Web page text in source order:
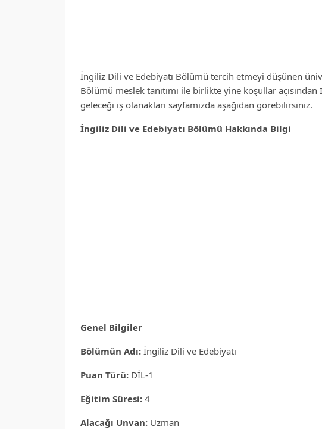
İngiliz Dili ve Edebiyatı Bölümü tercih etmeyi düşünen
Bölümü meslek tanıtımı ile birlikte yine koşullar
geleceği iş olanakları sayfamızda aşağıdan görebilirsiniz.
İngiliz Dili ve Edebiyatı Bölümü Hakkında Bilgi
Genel Bilgiler
Bölümün Adı:İngiliz Dili ve Edebiyatı
Puan Türü:DİL-1
Eğitim Süresi:4
Alacağı Unvan:Uzman